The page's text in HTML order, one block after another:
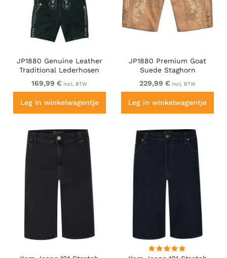
JP1880 Genuine Leather
Traditional Lederhosen
Shorts Green
169,99 € incl. BTW
Leg in winkelwagentje
JP1880 Premium Goat
Suede Staghorn
Embroidery Shorts
Leather Brown
229,99 € incl. BTW
Leg in winkelwagentje